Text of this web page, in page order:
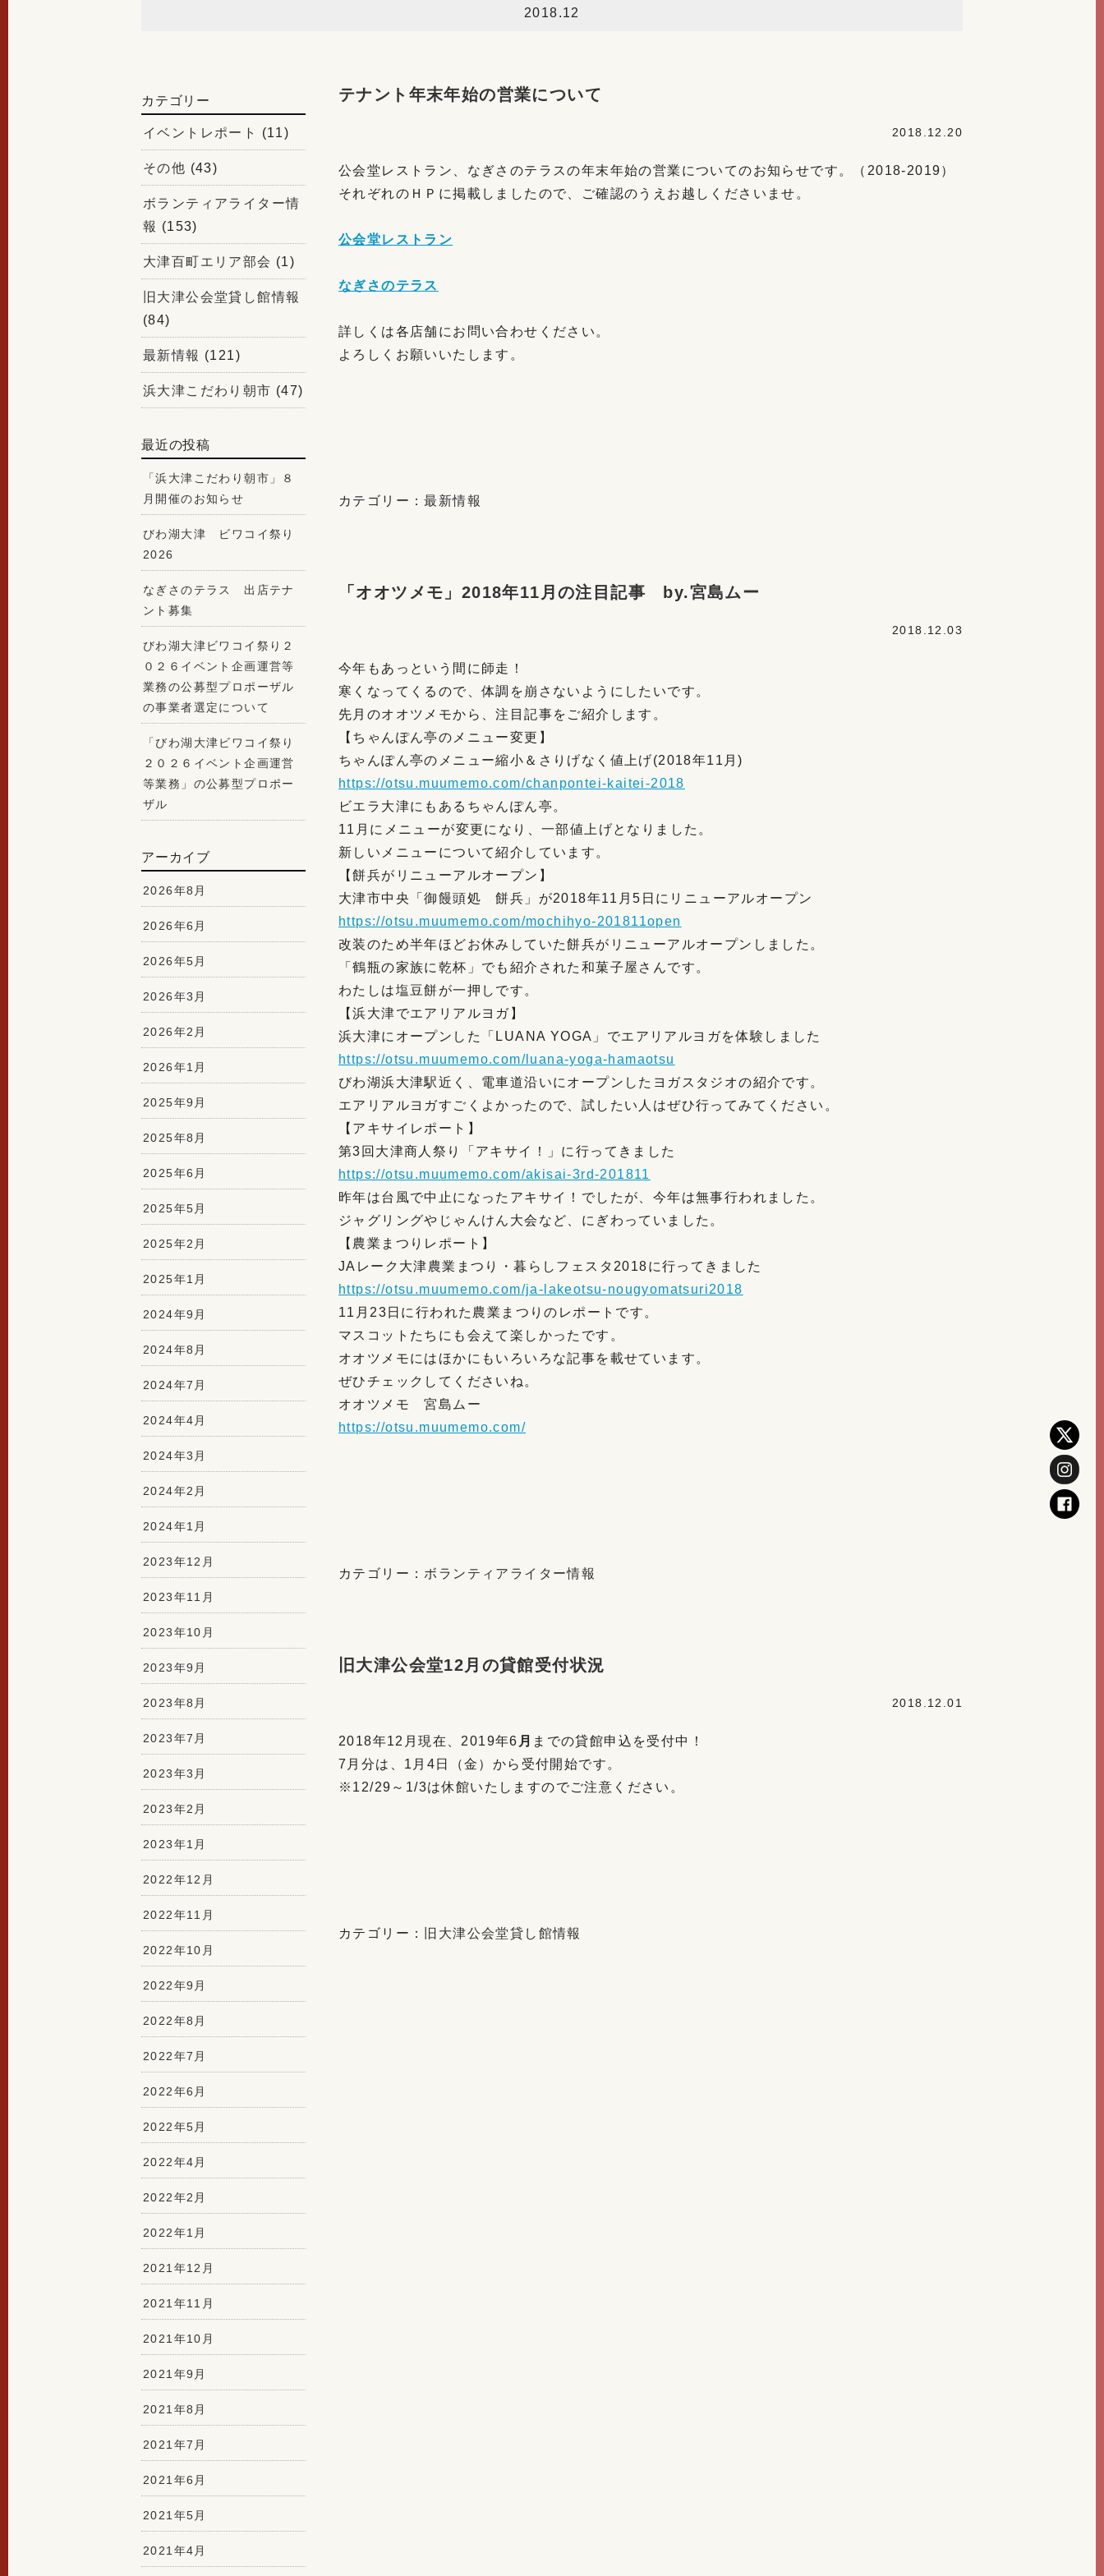
2018.12
テナント年末年始の営業について
2018.12.20
公会堂レストラン、なぎさのテラスの年末年始の営業についてのお知らせです。（2018-2019）
それぞれのＨＰに掲載しましたので、ご確認のうえお越しくださいませ。
公会堂レストラン
なぎさのテラス
詳しくは各店舗にお問い合わせください。
よろしくお願いいたします。
カテゴリー：最新情報
「オオツメモ」2018年11月の注目記事 by.宮島ムー
2018.12.03
今年もあっという間に師走！
寒くなってくるので、体調を崩さないようにしたいです。
先月のオオツメモから、注目記事をご紹介します。
【ちゃんぽん亭のメニュー変更】
ちゃんぽん亭のメニュー縮小＆さりげなく値上げ(2018年11月)
https://otsu.muumemo.com/chanpontei-kaitei-2018
ビエラ大津にもあるちゃんぽん亭。
11月にメニューが変更になり、一部値上げとなりました。
新しいメニューについて紹介しています。
【餅兵がリニューアルオープン】
大津市中央「御饅頭処 餅兵」が2018年11月5日にリニューアルオープン
https://otsu.muumemo.com/mochihyo-201811open
改装のため半年ほどお休みしていた餅兵がリニューアルオープンしました。
「鶴瓶の家族に乾杯」でも紹介された和菓子屋さんです。
わたしは塩豆餅が一押しです。
【浜大津でエアリアルヨガ】
浜大津にオープンした「LUANA YOGA」でエアリアルヨガを体験しました
https://otsu.muumemo.com/luana-yoga-hamaotsu
びわ湖浜大津駅近く、電車道沿いにオープンしたヨガスタジオの紹介です。
エアリアルヨガすごくよかったので、試したい人はぜひ行ってみてください。
【アキサイレポート】
第3回大津商人祭り「アキサイ！」に行ってきました
https://otsu.muumemo.com/akisai-3rd-201811
昨年は台風で中止になったアキサイ！でしたが、今年は無事行われました。
ジャグリングやじゃんけん大会など、にぎわっていました。
【農業まつりレポート】
JAレーク大津農業まつり・暮らしフェスタ2018に行ってきました
https://otsu.muumemo.com/ja-lakeotsu-nougyomatsuri2018
11月23日に行われた農業まつりのレポートです。
マスコットたちにも会えて楽しかったです。
オオツメモにはほかにもいろいろな記事を載せています。
ぜひチェックしてくださいね。
オオツメモ 宮島ムー
https://otsu.muumemo.com/
カテゴリー： ボランティアライター情報
旧大津公会堂12月の貸館受付状況
2018.12.01
2018年12月現在、2019年6 月 までの貸館申込を受付中！
7月分は、1月4日（金）から受付開始です。
※12/29～1/3は休館いたしますのでご注意ください。
カテゴリー： 旧大津公会堂貸し館情報
カテゴリー
イベントレポート (11)
その他 (43)
ボランティアライター情
報 (153)
大津百町エリア部会 (1)
旧大津公会堂貸し館情報
(84)
最新情報 (121)
浜大津こだわり朝市 (47)
最近の投稿
「浜大津こだわり朝市」８
月開催のお知らせ
びわ湖大津 ビワコイ祭り
2026
なぎさのテラス 出店テナ
ント募集
びわ湖大津ビワコイ祭り２
０２６イベント企画運営等
業務の公募型プロポーザル
の事業者選定について
「びわ湖大津ビワコイ祭り
２０２６イベント企画運営
等業務」の公募型プロポー
ザル
アーカイブ
2026年8月
2026年6月
2026年5月
2026年3月
2026年2月
2026年1月
2025年9月
2025年8月
2025年6月
2025年5月
2025年2月
2025年1月
2024年9月
2024年8月
2024年7月
2024年4月
2024年3月
2024年2月
2024年1月
2023年12月
2023年11月
2023年10月
2023年9月
2023年8月
2023年7月
2023年3月
2023年2月
2023年1月
2022年12月
2022年11月
2022年10月
2022年9月
2022年8月
2022年7月
2022年6月
2022年5月
2022年4月
2022年2月
2022年1月
2021年12月
2021年11月
2021年10月
2021年9月
2021年8月
2021年7月
2021年6月
2021年5月
2021年4月